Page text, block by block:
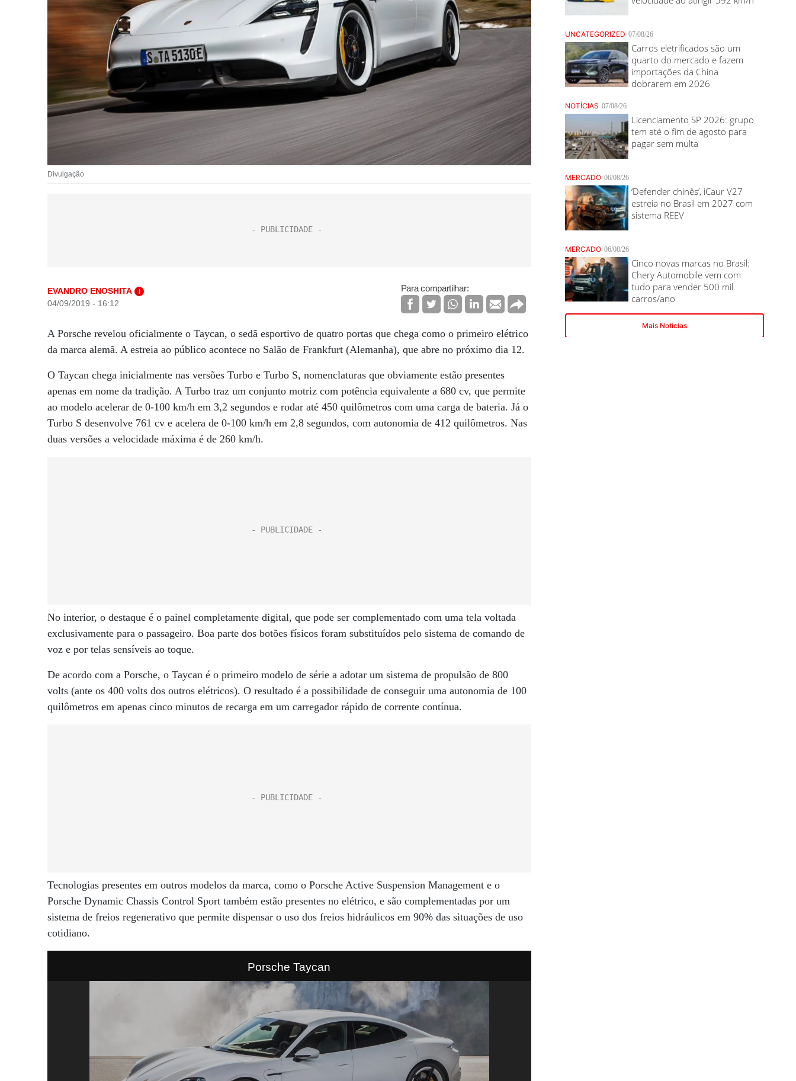
Divulgação
EVANDRO ENOSHITA i
04/09/2019 - 16:12
Para compartilhar:
A Porsche revelou oficialmente o Taycan, o sedã esportivo de quatro portas que chega como o primeiro elétrico
da marca alemã. A estreia ao público acontece no Salão de Frankfurt (Alemanha), que abre no próximo dia 12.
O Taycan chega inicialmente nas versões Turbo e Turbo S, nomenclaturas que obviamente estão presentes
apenas em nome da tradição. A Turbo traz um conjunto motriz com potência equivalente a 680 cv, que permite
ao modelo acelerar de 0-100 km/h em 3,2 segundos e rodar até 450 quilômetros com uma carga de bateria. Já o
Turbo S desenvolve 761 cv e acelera de 0-100 km/h em 2,8 segundos, com autonomia de 412 quilômetros. Nas
duas versões a velocidade máxima é de 260 km/h.
No interior, o destaque é o painel completamente digital, que pode ser complementado com uma tela voltada
exclusivamente para o passageiro. Boa parte dos botões físicos foram substituídos pelo sistema de comando de
voz e por telas sensíveis ao toque.
De acordo com a Porsche, o Taycan é o primeiro modelo de série a adotar um sistema de propulsão de 800
volts (ante os 400 volts dos outros elétricos). O resultado é a possibilidade de conseguir uma autonomia de 100
quilômetros em apenas cinco minutos de recarga em um carregador rápido de corrente contínua.
Tecnologias presentes em outros modelos da marca, como o Porsche Active Suspension Management e o
Porsche Dynamic Chassis Control Sport também estão presentes no elétrico, e são complementadas por um
sistema de freios regenerativo que permite dispensar o uso dos freios hidráulicos em 90% das situações de uso
cotidiano.
Porsche Taycan